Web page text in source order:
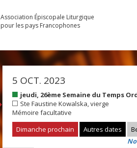
Association Épiscopale Liturgique
pour les pays Francophones
5 OCT. 2023
jeudi, 26ème Semaine du Temps
Ste Faustine Kowalska, vierge
Mémoire facultative
Dimanche prochain
Autres dates